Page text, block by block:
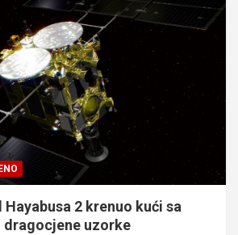
2 krenuo kući sa
uzorke